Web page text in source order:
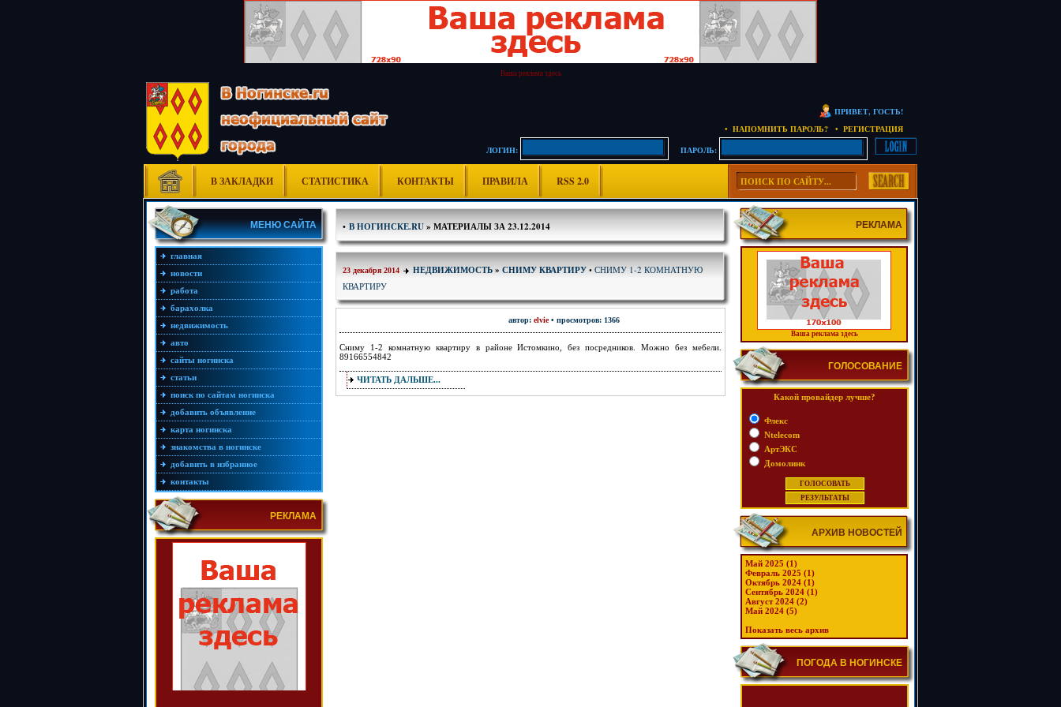
Ваша реклама здесь
ПРИВЕТ, ГОСТЬ!
• НАПОМНИТЬ ПАРОЛЬ?
• РЕГИСТРАЦИЯ
ЛОГИН:
ПАРОЛЬ:
В ЗАКЛАДКИ СТАТИСТИКА КОНТАКТЫ ПРАВИЛА RSS 2.0
МЕНЮ САЙТА
главная
новости
работа
барахолка
недвижимость
авто
сайты ногинска
статьи
поиск по сайтам ногинска
добавить объявление
карта ногинска
знакомства в ногинске
добавить в избранное
контакты
РЕКЛАМА
• В НОГИНСКЕ.RU» МАТЕРИАЛЫ ЗА 23.12.2014
23 декабря 2014 НЕДВИЖИМОСТЬ » СНИМУ КВАРТИРУ • СНИМУ 1-2 КОМНАТНУЮ
КВАРТИРУ
автор: elvie• просмотров: 1366
Сниму 1-2 комнатную квартиру в районе Истомкино, без посредников. Можно без мебели.
89166554842
ЧИТАТЬ ДАЛЬШЕ...
РЕКЛАМА
Ваша реклама здесь
ГОЛОСОВАНИЕ
Какой провайдер лучше?
Флекс
Ntelecom
АртЭКС
Домолинк
АРХИВ НОВОСТЕЙ
Май 2025 (1)
Февраль 2025 (1)
Октябрь 2024 (1)
Сентябрь 2024 (1)
Август 2024 (2)
Май 2024 (5)
Показать весь архив
ПОГОДА В НОГИНСКЕ